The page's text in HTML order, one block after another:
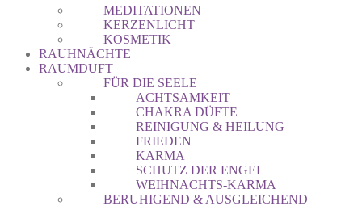
MEDITATIONEN
KERZENLICHT
KOSMETIK
RAUHNÄCHTE
RAUMDUFT
FÜR DIE SEELE
ACHTSAMKEIT
CHAKRA DÜFTE
REINIGUNG & HEILUNG
FRIEDEN
KARMA
SCHUTZ DER ENGEL
WEIHNACHTS-KARMA
BERUHIGEND & AUSGLEICHEND